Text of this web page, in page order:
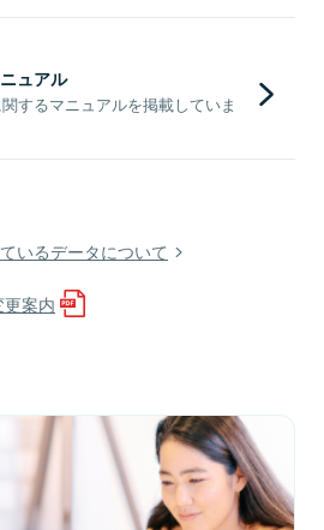
ュアル
するマニュアルを掲載していま
いるデータについて
案内